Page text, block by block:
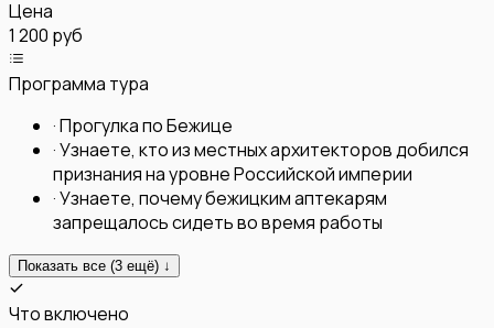
Цена
1 200 руб
Программа тура
·Прогулка по Бежице
·Узнаете, кто из местных архитекторов добился
признания на уровне Российской империи
·Узнаете, почему бежицким аптекарям
запрещалось сидеть во время работы
Показать все (3 ещё) ↓
Что включено